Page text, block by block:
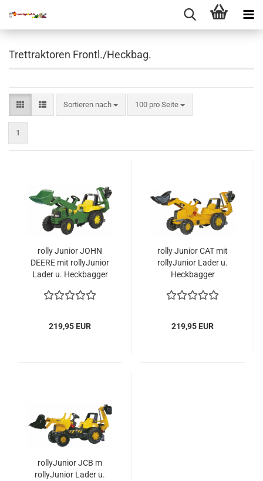
Trettraktoren Frontl./Heckbag.
Sortieren nach
Sortieren nach 100 pro Seite
pro Seite
1
rolly Junior JOHN
DEERE mit rollyJunior
Lader u. Heckbagger
219,95 EUR
rolly Junior CAT mit
rollyJunior Lader u.
Heckbagger
219,95 EUR
rollyJunior JCB m
rollyJunior Lader u.